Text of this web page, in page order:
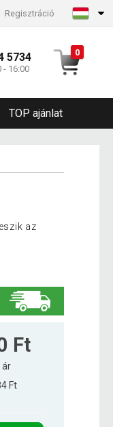
Regisztráció
5734
- 16:00
0
TOP ajánlat
az
Ft
ár
Ft